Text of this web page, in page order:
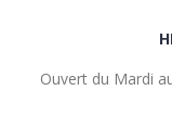
Ouvert du Mardi